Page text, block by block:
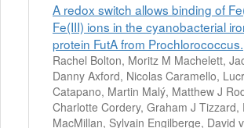
A redox switch allows binding of
Fe(III) ions in the cyanobacterial
protein FutA from Prochlorococcus.
Rachel Bolton, Moritz M Machelett,
Danny Axford, Nicolas Caramello,
Catapano, Martin Malý, Matthew J
Charlotte Cordery, Graham J Tizzard,
MacMillan, Sylvain Engilberge, David